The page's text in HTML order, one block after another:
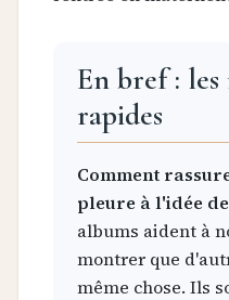
En bref : les
rapides
Comment
pleure à l'idée
albums aident à
montrer que
même chose. Ils